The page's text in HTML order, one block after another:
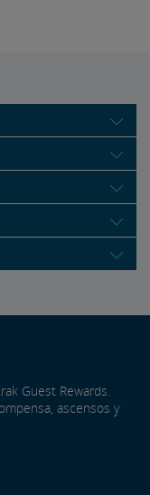
Guest Rewards.
ascensos y